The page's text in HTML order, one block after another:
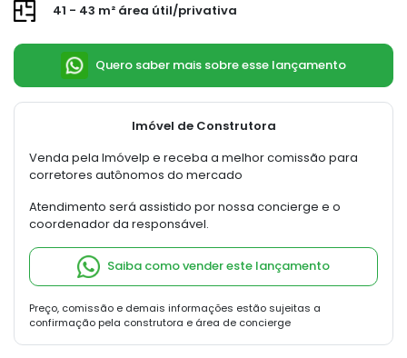
41 - 43 m² área útil/privativa
Quero saber mais sobre esse lançamento
Imóvel de Construtora
Venda pela Imóvelp e receba a melhor comissão para
corretores autônomos do mercado
Atendimento será assistido por nossa concierge e o
coordenador da responsável.
Saiba como vender este lançamento
Preço, comissão e demais informações estão sujeitas a
confirmação pela construtora e área de concierge